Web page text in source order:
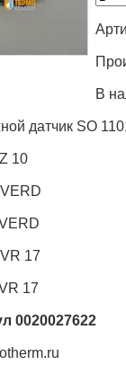
В
датчик SO
10
17
17
0020027622